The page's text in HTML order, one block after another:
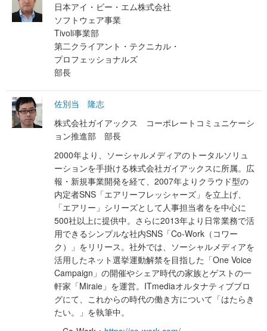
日本アイ・ビー・エム株式会社
ソフトウェア事業
Tivoli事業部
第二クライアント・テクニカル・
プロフェッショナルズ
部長
佐別当 隆志
株式会社ガイアックス コーポレートコミュニケーシ
ョン推進部 部長
2000年より、ソーシャルメディアのトータルソリュ
ーションを手掛ける株式会社ガイアックスに所属。広
報・新規事業開発を経て、2007年よりクラウド型の
内定者SNS「エアリーフレッシャーズ」を立上げ、
「エアリー」シリーズとして人事担当者をを中心に
500社以上に提供中。さらに2013年より日常業務で活
用できるシンプルな社内SNS「Co-Work（コワー
ク）」をリリース。社外では、ソーシャルメディアを
活用したネット選挙運動解禁を目指した「One Voice
Campaign」の開催やシェア時代の家族とゲストの一
軒家「Miraie」を運営。ITmediaオルタナティブブロ
グにて、これからの時代の働き方について「はたらき
たい。」を執筆中。